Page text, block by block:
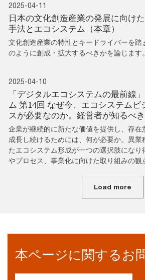
2025-04-11
日本の文化創造産業の発展に向け
手法とエコシステム（本章）
文化創造産業の特性とキードライバーを踏
のように創成・拡大するべきかを論じます。
2025-04-10
「デジタルエコシステムの最前線
ム 第14回 なぜ今、エコシステムビ
スが必要なのか。経営者が知るべ
企業が継続的に新たな価値を提供し、存在
成長し続けるためには、何が必要か。異業
たエコシステム形成が一つの選択肢になり
やプロセス、事業化に向けた取り組みの観
Load more
本ページに関するお